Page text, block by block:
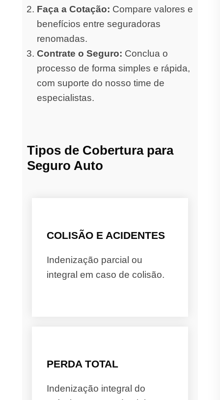
Faça a Cotação: Compare valores e
benefícios entre seguradoras
renomadas.
Contrate o Seguro: Conclua o
processo de forma simples e rápida,
com suporte do nosso time de
especialistas.
Tipos de Cobertura para
Seguro Auto
COLISÃO E ACIDENTES
Indenização parcial ou
integral em caso de colisão.
PERDA TOTAL
Indenização integral do